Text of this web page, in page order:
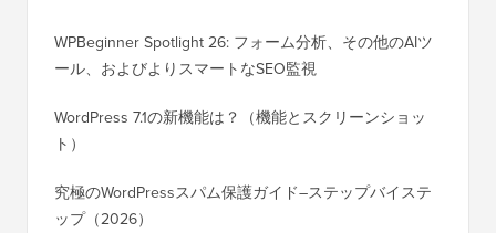
WPBeginner Spotlight 26: フォーム分析、その他のAIツ
ール、およびよりスマートなSEO監視
WordPress 7.1の新機能は？（機能とスクリーンショッ
ト）
究極のWordPressスパム保護ガイド–ステップバイステ
ップ（2026）